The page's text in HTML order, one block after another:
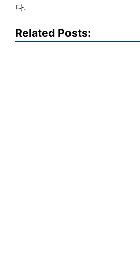
다.
Related Posts: